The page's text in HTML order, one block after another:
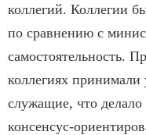
коллегий. Коллегии
по сравнению с
самостоятельность.
коллегиях
служащие, что
консенсус-